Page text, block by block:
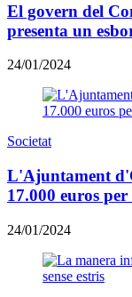
El govern del
presenta un
24/01/2024
Societat
​L'Ajuntament
17.000 euros
24/01/2024